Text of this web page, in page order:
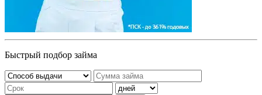
Быстрый подбор займа